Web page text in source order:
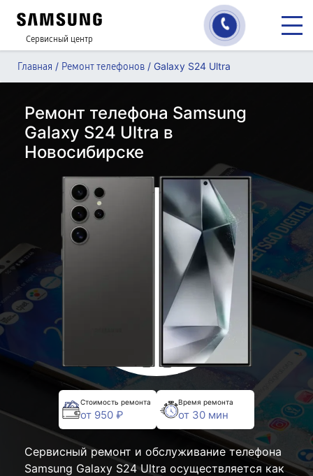
Сервисный центр
Главная / Ремонт телефонов / Galaxy S24 Ultra
Ремонт телефона Samsung
Galaxy S24 Ultra в
Новосибирске
Стоимость ремонта
от 950 ₽
Время ремонта
от 30 мин
Сервисный ремонт и обслуживание телефона
Samsung Galaxy S24 Ultra осуществляется как